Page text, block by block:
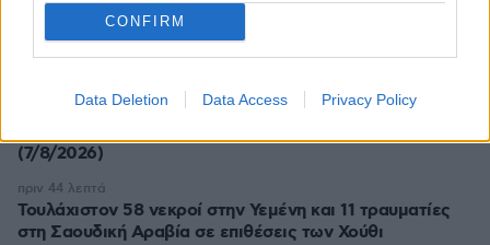
CONFIRM
Data Deletion Data Access Privacy Policy
Οι καρτ ποστάλ της Δώρα Παντέλη από τη Μύκονο:
«Μαρμαροκολόνα μου» της γράφουν, δείτε
πριν 28 λεπτά
(7/8/2026)
πριν 41 λεπτά
Τουλάχιστον 58 νεκροί στην Υεμένη και 11 τραυματίες
στη Σαουδική Αραβία σε επιθέσεις των Χούθι
πριν 44 λεπτά